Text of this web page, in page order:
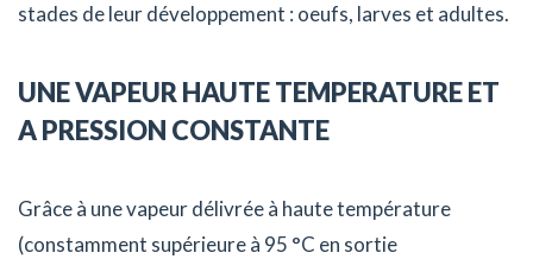
stades de leur développement : oeufs, larves et adultes.
UNE VAPEUR HAUTE TEMPERATURE ET
A PRESSION CONSTANTE
Grâce à une vapeur délivrée à haute température
(constamment supérieure à 95 °C en sortie